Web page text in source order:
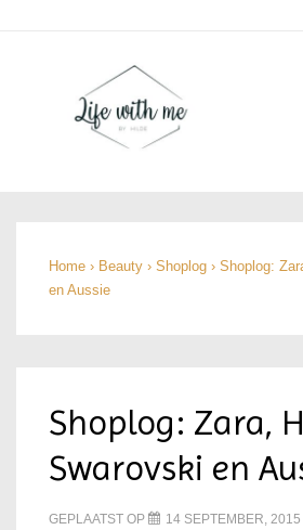
hoofdinhoud
Home › Beauty › Shoplog › Shoplog:
en Aussie
Shoplog: Zara,
Swarovski en
GEPLAATST OP 14 SEPTEMBER, 2015